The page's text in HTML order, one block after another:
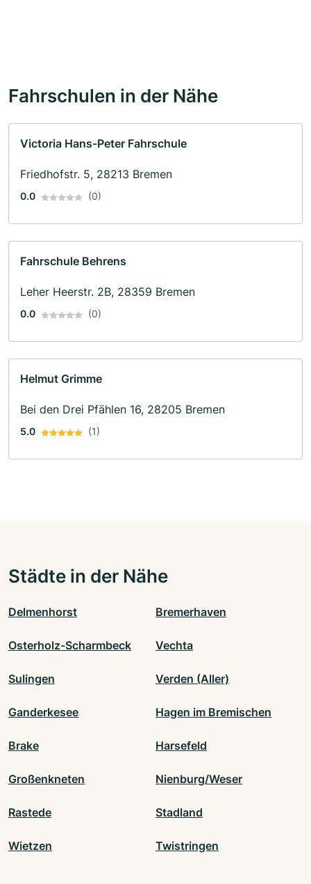
Fahrschulen in der Nähe
Victoria Hans-Peter Fahrschule
Friedhofstr. 5, 28213 Bremen
0.0 (0)
Fahrschule Behrens
Leher Heerstr. 2B, 28359 Bremen
0.0 (0)
Helmut Grimme
Bei den Drei Pfählen 16, 28205 Bremen
5.0 (1)
Städte in der Nähe
Delmenhorst Bremerhaven
Osterholz-Scharmbeck Vechta
Sulingen Verden (Aller)
Ganderkesee Hagen im Bremischen
Brake Harsefeld
Großenkneten Nienburg/Weser
Rastede Stadland
Wietzen Twistringen